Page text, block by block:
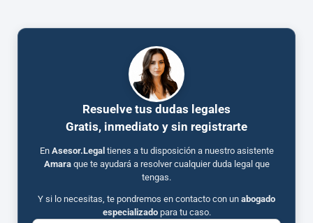
Resuelve tus dudas legales
Gratis, inmediato y sin registrarte
En Asesor.Legal tienes a tu disposición a nuestro asistente
Amaraque te ayudará a resolver cualquier duda legal que
tengas.
Y si lo necesitas, te pondremos en contacto con un abogado
especializadopara tu caso.